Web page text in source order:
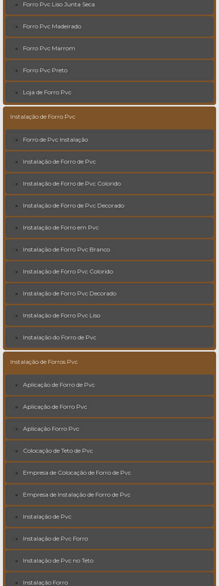
Forro Pvc Liso Junta Seca
Forro Pvc Madeirado
Forro Pvc Marrom
Forro Pvc Preto
Loja de Forro Pvc
Instalação de Forro Pvc
Forro de Pvc Instalação
Instalação de Forro de Pvc
Instalação de Forro de Pvc Colorido
Instalação de Forro de Pvc Decorado
Instalação de Forro em Pvc
Instalação de Forro Pvc Branco
Instalação de Forro Pvc Colorido
Instalação de Forro Pvc Decorado
Instalação de Forro Pvc Liso
Instalação do Forro de Pvc
Instalação de Forros Pvc
Aplicação de Forro de Pvc
Aplicação de Forro Pvc
Aplicação Forro Pvc
Colocação de Teto de Pvc
Empresa de Colocação de Forro de Pvc
Empresa de Instalação de Forro de Pvc
Instalação de Pvc
Instalação de Pvc Forro
Instalação de Pvc no Teto
Instalação Forro